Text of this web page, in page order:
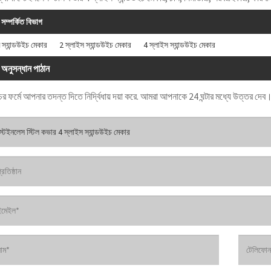
সম্পর্কিত বিভাগ
স্যান্ডউইচ মেকার 2 স্লাইস স্যান্ডউইচ মেকার 4 স্লাইস স্যান্ডউইচ মেকার
অনুসন্ধান পাঠান
ফর্মে আপনার তদন্ত দিতে নির্দ্বিধায় দয়া করে. আমরা আপনাকে 24 ঘন্টার মধ্যে উত্তর